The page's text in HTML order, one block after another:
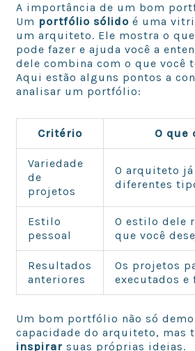
A importância de um bom
Um portfólio sólido é uma
um arquiteto. Ele mostra o
pode fazer e ajuda você a
dele combina com o que você
Aqui estão alguns pontos a
analisar um portfólio:
Critério O que
Variedade
de
projetos
O arquiteto
diferentes
Estilo
pessoal
O estilo dele
que você
Resultados
anteriores
Os projetos
executados e
Um bom portfólio não só
capacidade do arquiteto, mas
inspirar suas próprias ideias.